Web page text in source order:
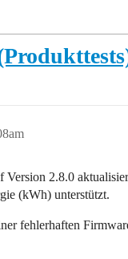
Version 2.8.0
(kWh) unterstützt.
fehlerhaften